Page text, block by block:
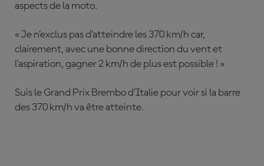
aspects de la moto.
« Je n’exclus pas d’atteindre les 370 km/h car,
clairement, avec une bonne direction du vent et
l'aspiration, gagner 2 km/h de plus est possible ! »
Suis le Grand Prix Brembo d’Italie pour voir si la barre
des 370 km/h va être atteinte.